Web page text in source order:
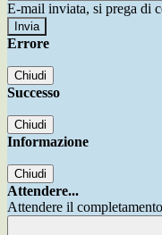
E-mail inviata, si prega di
Errore
Chiudi
Successo
Chiudi
Informazione
Chiudi
Attendere...
Attendere il